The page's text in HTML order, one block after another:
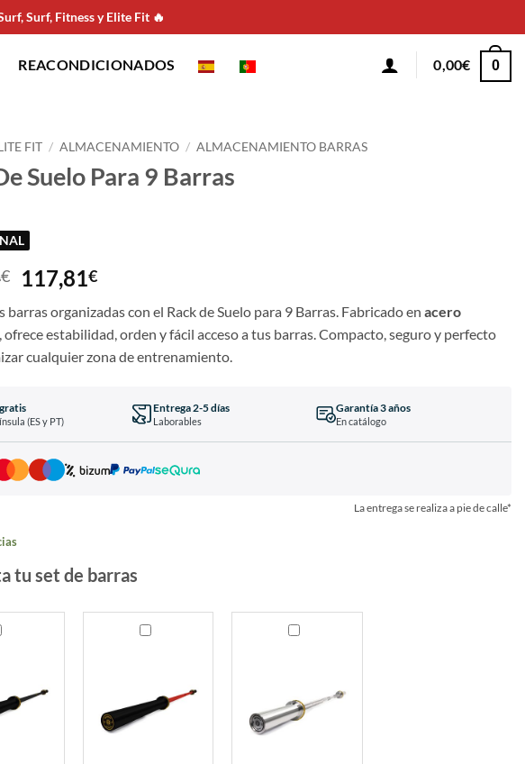
Surf, Fitness y Elite Fit 🔥
REACONDICIONADOS 0,00€ 0
FIT / ALMACENAMIENTO / ALMACENAMIENTO BARRAS
Suelo Para 9 Barras
€ 117,81€
barras organizadas con el Rack de Suelo para 9 Barras. Fabricado en acero
, ofrece estabilidad, orden y fácil acceso a tus barras. Compacto, seguro y perfecto
cualquier zona de entrenamiento.
(ES y PT)
Entrega 2-5 días
Laborables
Garantía 3 años
En catálogo
La entrega se realiza a pie de calle*
tu set de barras
kg
kg